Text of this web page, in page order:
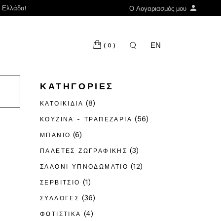
Ελλάδα! Ο Λογαριασμός μου
(0) ΕΝ
ΚΑΤΗΓΟΡΊΕΣ
ΚΑΤΟΙΚΊΔΙΑ (8)
ΚΟΥΖΊΝΑ - ΤΡΑΠΕΖΑΡΊΑ (56)
ΜΠΆΝΙΟ (6)
ΠΑΛΈΤΕΣ ΖΩΓΡΑΦΙΚΉΣ (3)
ΣΑΛΌΝΙ ΥΠΝΟΔΩΜΆΤΙΟ (12)
ΣΕΡΒΊΤΣΙΟ (1)
ΣΥΛΛΟΓΈΣ (36)
ΦΩΤΙΣΤΙΚΆ (4)